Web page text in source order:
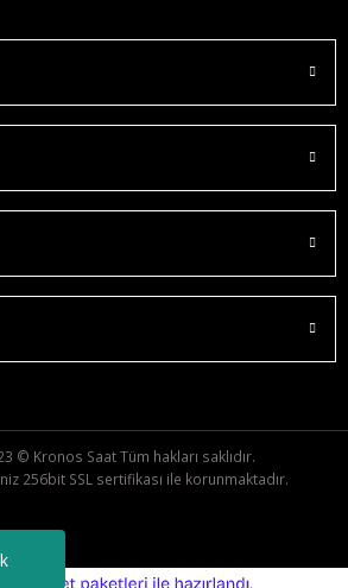
© Kronos Saat Tüm hakları saklıdır.
256bit SSL sertifikası ile korunmaktadır.
e-